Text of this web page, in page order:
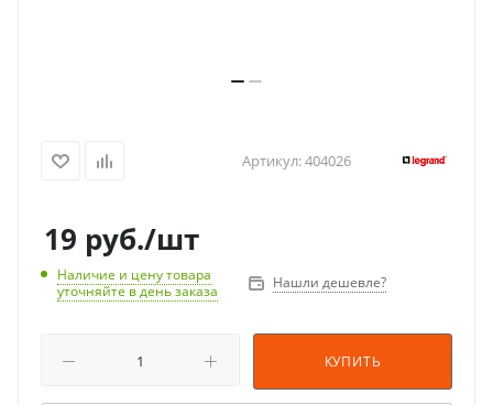
Артикул:404026
19 руб./шт
Наличие и цену товара
уточняйте в день заказа
Нашли дешевле?
КУПИТЬ